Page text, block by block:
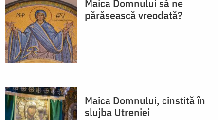
Maica Domnului să ne
părăsească vreodată?
Maica Domnului, cinstită în
slujba Utreniei